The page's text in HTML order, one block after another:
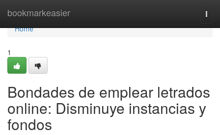
bookmarkeasier
Home
Home
1
Bondades de emplear letrados
online: Disminuye instancias y
fondos